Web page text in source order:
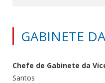
GABINETE
Chefe de Gabinete da
Santos